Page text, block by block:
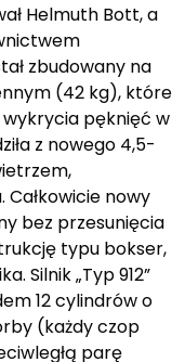
Helmuth Bott, a
zbudowany na
(42 kg), które
pęknięć w
z nowego 4,5-
nowy
bez przesunięcia
typu bokser,
Silnik „Typ 912”
12 cylindrów o
(każdy czop
parę